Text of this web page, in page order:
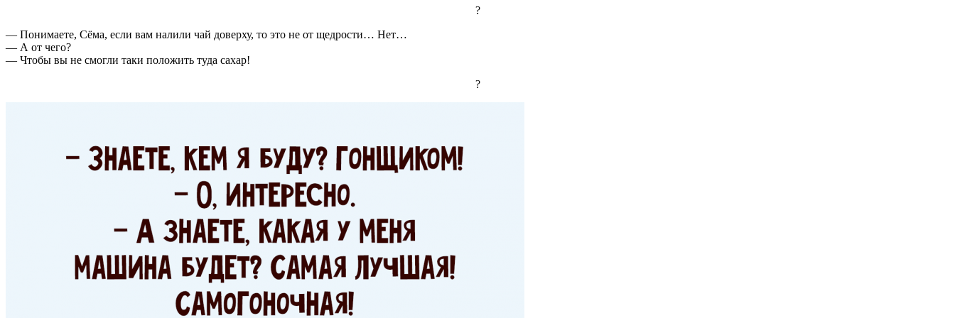
?
— Понимаете, Сёма, если вам налили чай доверху, то это не от щедрости… Нет…
— А от чего?
— Чтобы вы не смогли таки положить туда сахар!
?